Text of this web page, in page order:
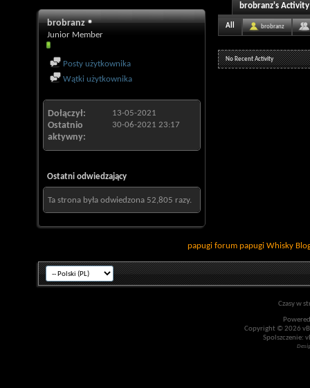
brobranz
Junior Member
Posty użytkownika
Wątki użytkownika
Dołączył 13-05-2021
Ostatnio
aktywny
30-06-2021 23:17
Ostatni odwiedzający
Ta strona była odwiedzona 52,805 razy.
brobranz's Activity
All brobranz
No Recent Activity
papugi forum papugi Whisky
Czasy w
Copyright © 2026
Spolszczenie: